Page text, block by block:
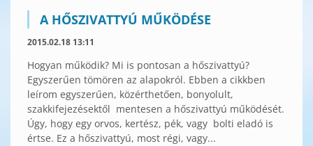
A HŐSZIVATTYÚ MŰKÖDÉSE
2015.02.18 13:11
Hogyan működik? Mi is pontosan a hőszivattyú?
Egyszerűen tömören az alapokról. Ebben a cikkben
leírom egyszerűen, közérthetően, bonyolult,
szakkifejezésektől mentesen a hőszivattyú működését.
Úgy, hogy egy orvos, kertész, pék, vagy bolti eladó is
értse. Ez a hőszivattyú, most régi, vagy...